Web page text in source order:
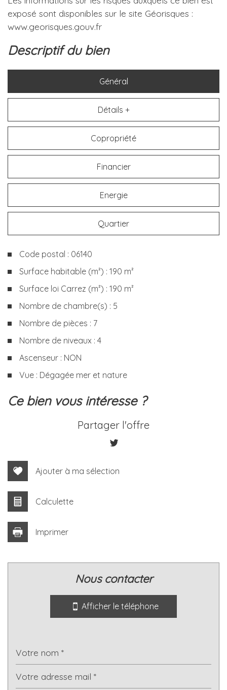
exposé sont disponibles sur le site Géorisques :
www.georisques.gouv.fr
descriptif du bien
Général
Détails +
Copropriété
Financier
Energie
Quartier
Code postal : 06140
Surface habitable (m²) : 190 m²
Surface loi Carrez (m²) : 190 m²
Nombre de chambre(s) : 5
Nombre de pièces : 7
Nombre de niveaux : 4
Ascenseur : NON
Vue : Dégagée mer et nature
la ville de vence (06140)
École maternelle
École primaire
ce bien vous intéresse ?
Partager l'offre
Ajouter à ma sélection
Calculette
Imprimer
nous contacter
Afficher le téléphone